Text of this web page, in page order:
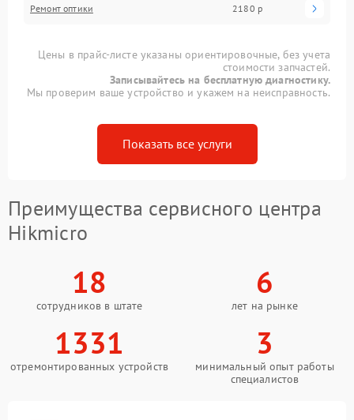
Ремонт оптики 2180 р
Цены в прайс-листе указаны ориентировочные, без учета
стоимости запчастей.
Записывайтесь на бесплатную диагностику.
Мы проверим ваше устройство и укажем на неисправность.
Показать все услуги
Преимущества сервисного центра
Hikmicro
18
сотрудников в штате
6
лет на рынке
1331
отремонтированных устройств
3
минимальный опыт работы
специалистов